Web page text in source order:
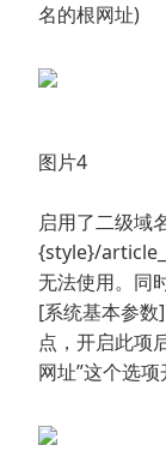
名的根网址)
图片4
启用了二级域
{style}/
无法使用。同
[系统基本参数
点，开启此项
网址”这个选项